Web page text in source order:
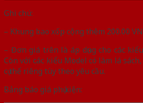
Ghi chú:
– Khung bao xốp cộng thêm 200.00
– Đơn giá trên là áp dụng cho các
Còn với các kiểu Model có làm lá
cụ thể riêng tùy theo yêu cầu.
Bảng báo giá phụ kiện: